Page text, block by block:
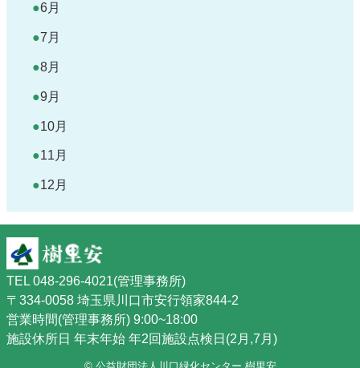
6月
7月
8月
9月
10月
11月
12月
TEL 048-296-4021(管理事務所)
〒334-0058 埼玉県川口市安行領家844-2
営業時間(管理事務所) 9:00~18:00
施設休所日 年末年始 年2回施設点検日(2月,7月)